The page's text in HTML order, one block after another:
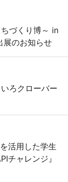
づくり博～ in
展のお知らせ
ろクローバー
活用した学生
チャレンジ』